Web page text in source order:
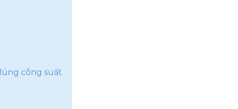
công suất